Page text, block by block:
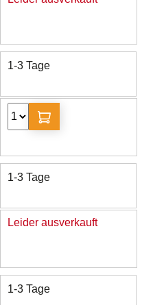
1-3 Tage
1-3 Tage
Leider ausverkauft
1-3 Tage